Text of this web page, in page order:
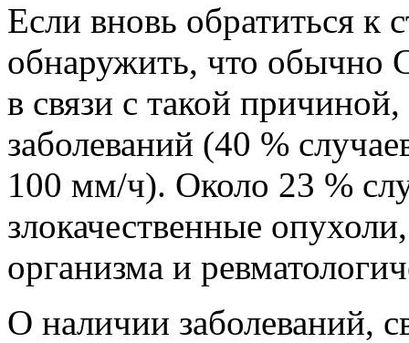
Если вновь обратиться
обнаружить, что обычно
в связи с такой
заболеваний (40 %
100 мм/ч). Около 23 %
злокачественные
организма и
О наличии заболеваний,